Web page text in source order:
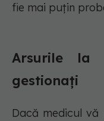
fie mai puțin
Arsurile la
gestionați
Dacă medicul vă